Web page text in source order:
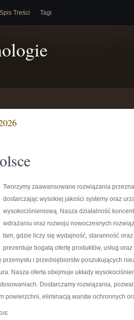
Spis Treści Tagi
Tworzymy zaawansowane rozwiązania
dostarczając wysokiej jakości systemy oraz
wysokociśnieniową. Nasza działalność
wdrażaniu oraz rozwoju nowoczesnych
tam, gdzie liczy się wydajność, staranność
prezentuje bogatą ofertę produktów, usług
i przedsiębiorstw poszukujących
Nasza oferta obejmuje układy
Dostarczamy rozwiązania,
powierzchni, eliminacją warstw ochronnych